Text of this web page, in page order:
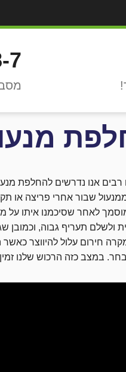
7
אנו נדרשים להחלפת
שבור אחרי פריצה או
לאחר שסיכמנו איתו על
חירום עלול להיווצר
במצב כזה הרכוש שלנו